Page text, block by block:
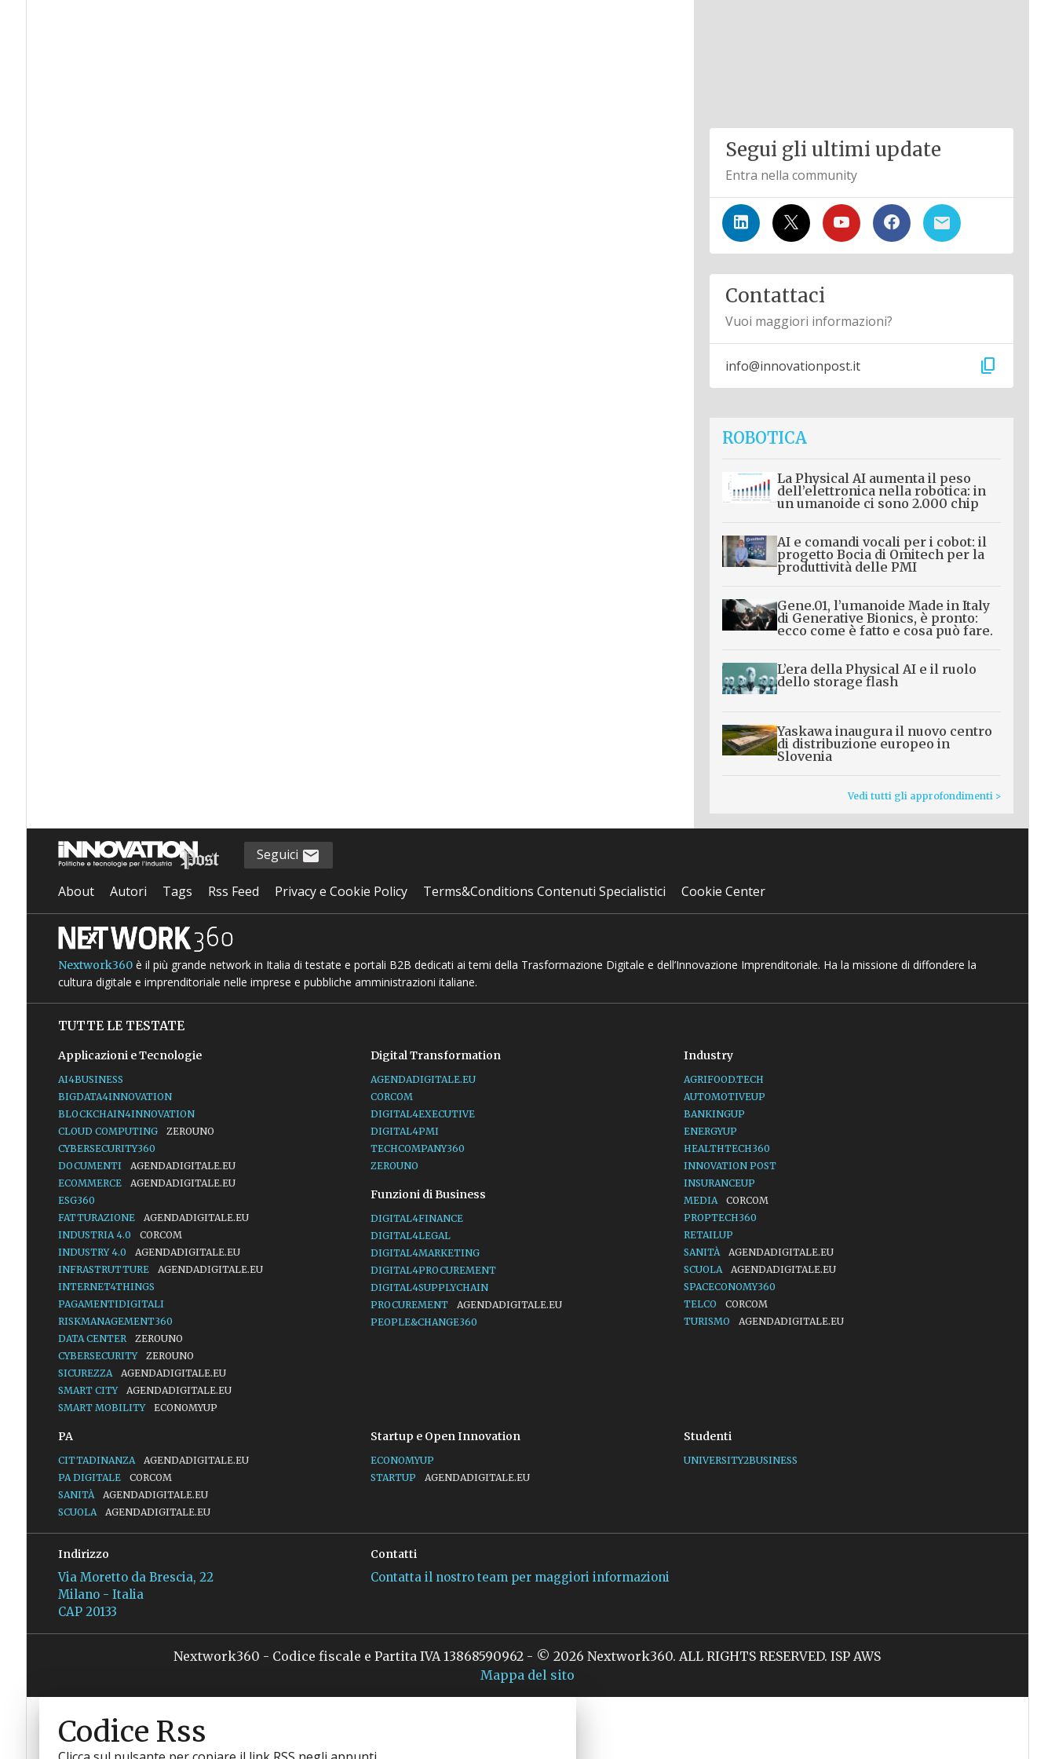
Segui gli ultimi update
Entra nella community
Contattaci
Vuoi maggiori informazioni?
info@innovationpost.it content_copy
ROBOTICA
La Physical AI aumenta il peso
dell’elettronica nella robotica: in
un umanoide ci sono 2.000 chip
AI e comandi vocali per i cobot: il
progetto Bocia di Omitech per la
produttività delle PMI
Gene.01, l’umanoide Made in Italy
di Generative Bionics, è pronto:
ecco come è fatto e cosa può fare.
L’era della Physical AI e il ruolo
dello storage flash
Yaskawa inaugura il nuovo centro
di distribuzione europeo in
Slovenia
Vedi tutti gli approfondimenti >
Seguici
About Autori Tags Rss Feed Privacy e Cookie Policy Terms&Conditions Contenuti Specialistici Cookie Center
Nextwork360è il più grande network in Italia di testate e portali B2B dedicati ai temi della Trasformazione Digitale e dell’Innovazione Imprenditoriale. Ha la missione di diffondere la
cultura digitale e imprenditoriale nelle imprese e pubbliche amministrazioni italiane.
TUTTE LE TESTATE
Applicazioni e Tecnologie
AI4BUSINESS
BIGDATA4INNOVATION
BLOCKCHAIN4INNOVATION
CLOUD COMPUTING
ZEROUNO
CYBERSECURITY360
DOCUMENTI
AGENDADIGITALE.EU
ECOMMERCE
AGENDADIGITALE.EU
ESG360
FATTURAZIONE
AGENDADIGITALE.EU
INDUSTRIA 4.0
CORCOM
INDUSTRY 4.0
AGENDADIGITALE.EU
INFRASTRUTTURE
AGENDADIGITALE.EU
INTERNET4THINGS
PAGAMENTIDIGITALI
RISKMANAGEMENT360
DATA CENTER
ZEROUNO
CYBERSECURITY
ZEROUNO
SICUREZZA
AGENDADIGITALE.EU
SMART CITY
AGENDADIGITALE.EU
SMART MOBILITY
ECONOMYUP
Digital Transformation
AGENDADIGITALE.EU
CORCOM
DIGITAL4EXECUTIVE
DIGITAL4PMI
TECHCOMPANY360
ZEROUNO
Funzioni di Business
DIGITAL4FINANCE
DIGITAL4LEGAL
DIGITAL4MARKETING
DIGITAL4PROCUREMENT
DIGITAL4SUPPLYCHAIN
PROCUREMENT
AGENDADIGITALE.EU
PEOPLE&CHANGE360
Industry
AGRIFOOD.TECH
AUTOMOTIVEUP
BANKINGUP
ENERGYUP
HEALTHTECH360
INNOVATION POST
INSURANCEUP
MEDIA
CORCOM
PROPTECH360
RETAILUP
SANITÀ
AGENDADIGITALE.EU
SCUOLA
AGENDADIGITALE.EU
SPACECONOMY360
TELCO
CORCOM
TURISMO
AGENDADIGITALE.EU
PA
CITTADINANZA
AGENDADIGITALE.EU
PA DIGITALE
CORCOM
SANITÀ
AGENDADIGITALE.EU
SCUOLA
AGENDADIGITALE.EU
Startup e Open Innovation
ECONOMYUP
STARTUP
AGENDADIGITALE.EU
Studenti
UNIVERSITY2BUSINESS
Indirizzo
Via Moretto da Brescia, 22
Milano - Italia
CAP 20133
Contatti
Contatta il nostro team per maggiori informazioni
Nextwork360 - Codice fiscale e Partita IVA 13868590962 - © 2026 Nextwork360. ALL RIGHTS RESERVED. ISP AWS
Mappa del sito
Codice Rss